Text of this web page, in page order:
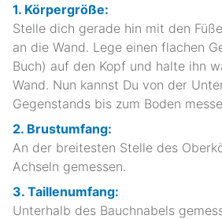
1. Körpergröße:
Stelle dich gerade hin mit den
an die Wand. Lege einen flachen
Buch) auf den Kopf und halte ihn
Wand. Nun kannst Du von der
Gegenstands bis zum Boden
2. Brustumfang:
An der breitesten Stelle des
Achseln gemessen.
3. Taillenumfang:
Unterhalb des Bauchnabels